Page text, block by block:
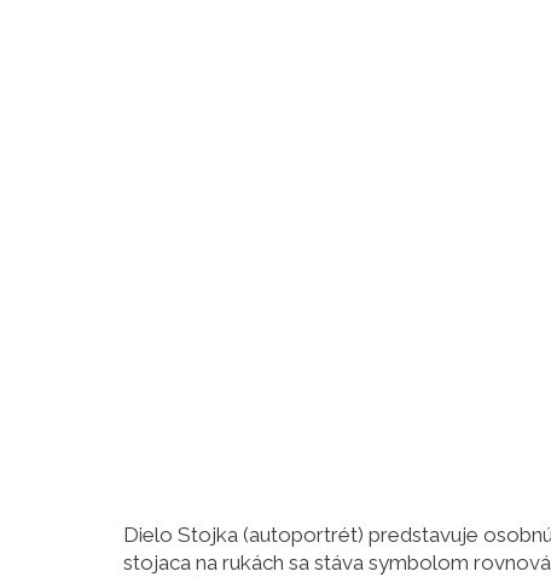
Dielo Stojka (autoportrét) predstavuje
stojaca na rukách sa stáva symbolom